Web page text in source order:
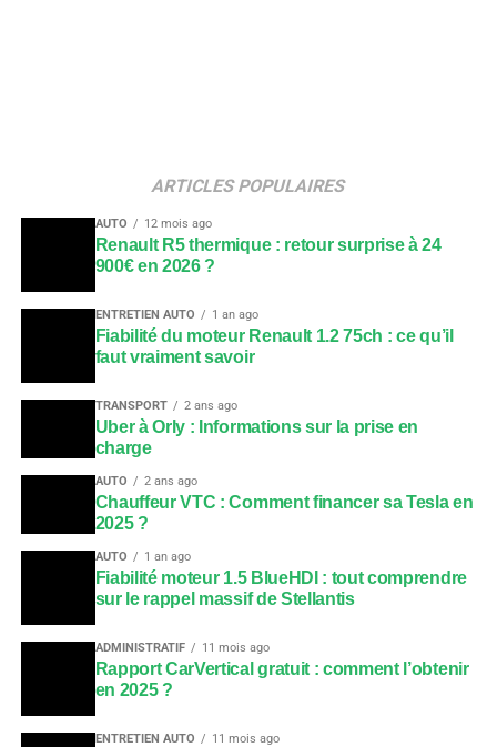
ARTICLES POPULAIRES
AUTO 12 mois ago
Renault R5 thermique : retour surprise à 24
900€ en 2026 ?
ENTRETIEN AUTO 1 an ago
Fiabilité du moteur Renault 1.2 75ch : ce qu’il
faut vraiment savoir
TRANSPORT 2 ans ago
Uber à Orly : Informations sur la prise en
charge
AUTO 2 ans ago
Chauffeur VTC : Comment financer sa Tesla en
2025 ?
AUTO 1 an ago
Fiabilité moteur 1.5 BlueHDI : tout comprendre
sur le rappel massif de Stellantis
ADMINISTRATIF 11 mois ago
Rapport CarVertical gratuit : comment l’obtenir
en 2025 ?
ENTRETIEN AUTO 11 mois ago